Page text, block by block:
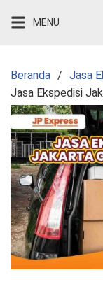
MENU
Beranda
Jasa
Jasa Ekspedisi